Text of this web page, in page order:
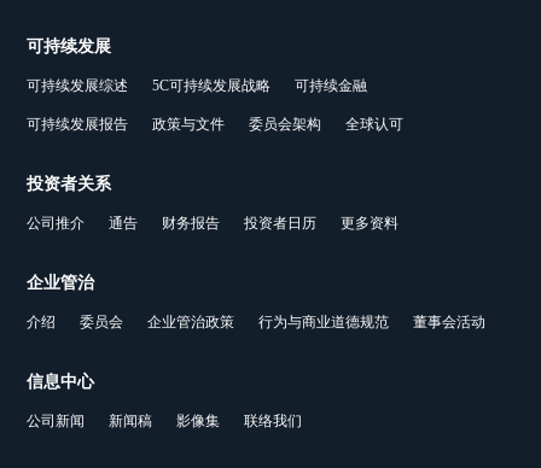
可持续发展
可持续发展综述 5C可持续发展战略 可持续金融
可持续发展报告 政策与文件 委员会架构 全球认可
投资者关系
公司推介 通告 财务报告 投资者日历 更多资料
企业管治
介绍 委员会 企业管治政策 行为与商业道德规范 董事会活动
信息中心
公司新闻 新闻稿 影像集 联络我们